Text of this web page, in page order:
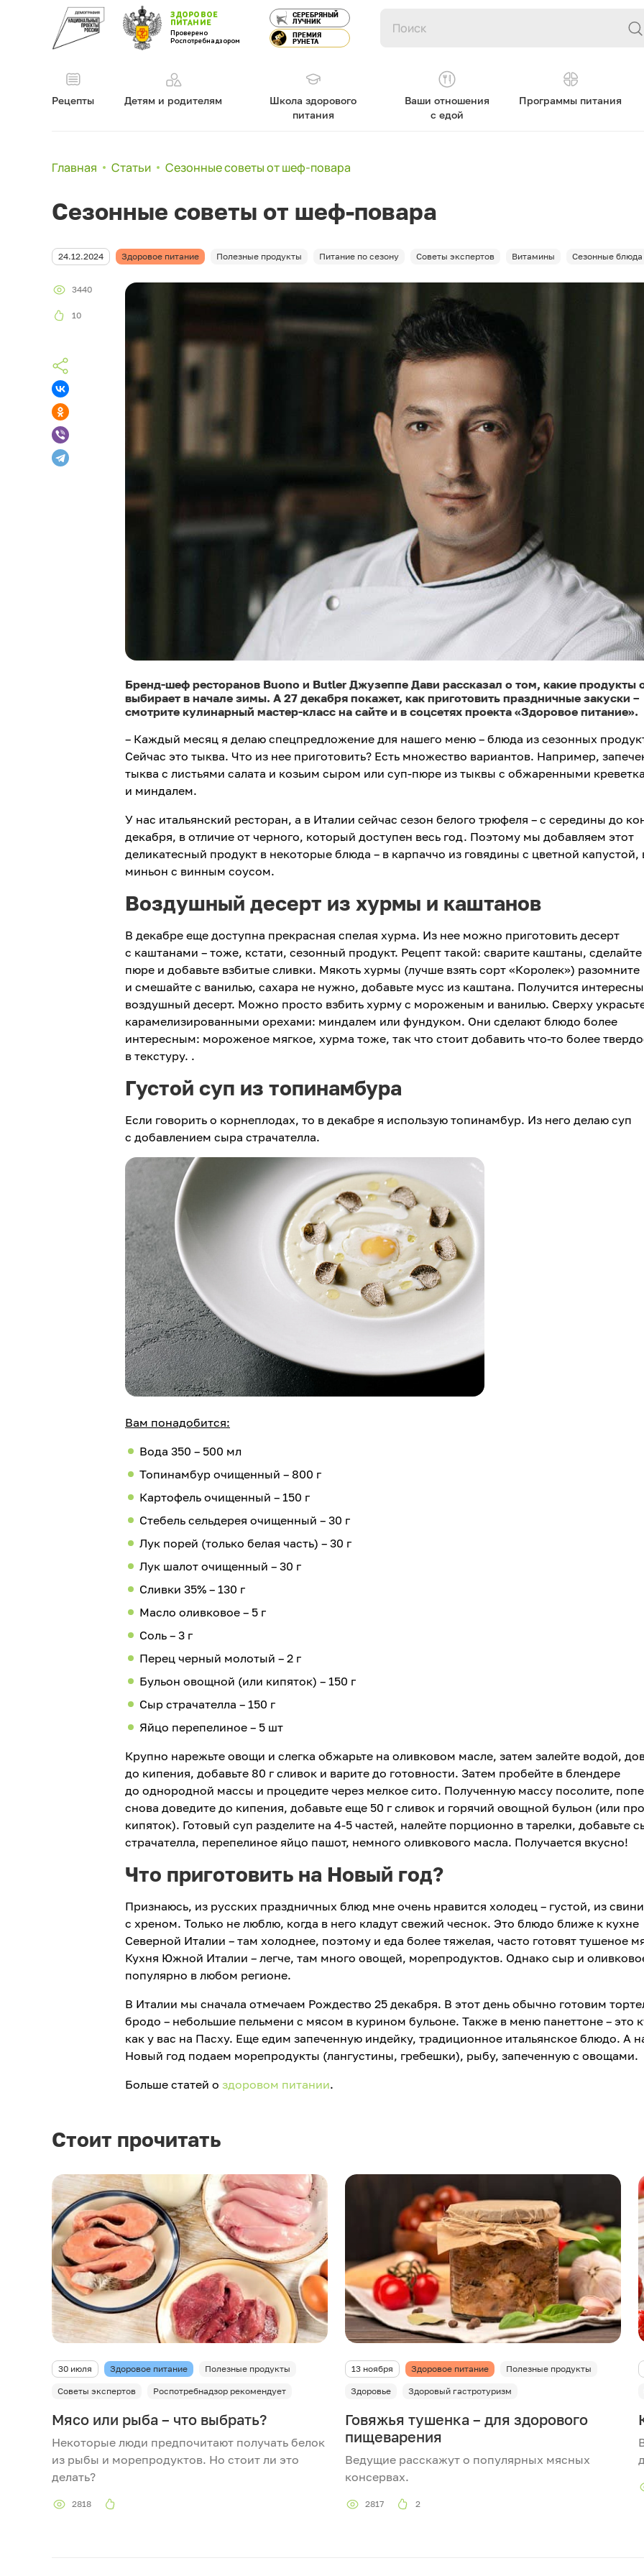
ЗДОРОВОЕ
ПИТАНИЕ
Проверено
Роспотребнадзором
СЕРЕБРЯНЫЙ
ЛУЧНИК
ПРЕМИЯ
РУНЕТА
Рецепты Детям и родителям
Школа здорового
питания
Ваши отношения
с едой
Программы питания
Главная Статьи Сезонные советы от шеф-повара
Сезонные советы от шеф-повара
24.12.2024 Здоровое питание Полезные продукты Питание по сезону Советы экспертов Витамины Сезонные блюда
3440
10
Бренд-шеф ресторанов Buono и Butler Джузеппе Дави рассказал о том, какие продукты
выбирает в начале зимы. А 27 декабря покажет, как приготовить праздничные закуски –
смотрите кулинарный мастер-класс на сайте и в соцсетях проекта «Здоровое питание».
– Каждый месяц я делаю спецпредложение для нашего меню – блюда из сезонных
Сейчас это тыква. Что из нее приготовить? Есть множество вариантов. Например,
тыква с листьями салата и козьим сыром или суп-пюре из тыквы с обжаренными
и миндалем.
У нас итальянский ресторан, а в Италии сейчас сезон белого трюфеля – с середины до
декабря, в отличие от черного, который доступен весь год. Поэтому мы добавляем этот
деликатесный продукт в некоторые блюда – в карпаччо из говядины с цветной капустой,
миньон с винным соусом.
Воздушный десерт из хурмы и каштанов
В декабре еще доступна прекрасная спелая хурма. Из нее можно приготовить десерт
с каштанами – тоже, кстати, сезонный продукт. Рецепт такой: сварите каштаны,
пюре и добавьте взбитые сливки. Мякоть хурмы (лучше взять сорт «Королек») разомните
и смешайте с ванилью, сахара не нужно, добавьте мусс из каштана. Получится
воздушный десерт. Можно просто взбить хурму с мороженым и ванилью. Сверху
карамелизированными орехами: миндалем или фундуком. Они сделают блюдо более
интересным: мороженое мягкое, хурма тоже, так что стоит добавить что-то более
в текстуру. .
Густой суп из топинамбура
Если говорить о корнеплодах, то в декабре я использую топинамбур. Из него делаю суп
с добавлением сыра страчателла.
Вам понадобится:
Вода 350 – 500 мл
Топинамбур очищенный – 800 г
Картофель очищенный – 150 г
Стебель сельдерея очищенный – 30 г
Лук порей (только белая часть) – 30 г
Лук шалот очищенный – 30 г
Сливки 35% – 130 г
Масло оливковое – 5 г
Соль – 3 г
Перец черный молотый – 2 г
Бульон овощной (или кипяток) – 150 г
Сыр страчателла – 150 г
Яйцо перепелиное – 5 шт
Крупно нарежьте овощи и слегка обжарьте на оливковом масле, затем залейте водой,
до кипения, добавьте 80 г сливок и варите до готовности. Затем пробейте в блендере
до однородной массы и процедите через мелкое сито. Полученную массу посолите,
снова доведите до кипения, добавьте еще 50 г сливок и горячий овощной бульон (или
кипяток). Готовый суп разделите на 4-5 частей, налейте порционно в тарелки, добавьте
страчателла, перепелиное яйцо пашот, немного оливкового масла. Получается вкусно!
Что приготовить на Новый год?
Признаюсь, из русских праздничных блюд мне очень нравится холодец – густой, из
с хреном. Только не люблю, когда в него кладут свежий чеснок. Это блюдо ближе к кухне
Северной Италии – там холоднее, поэтому и еда более тяжелая, часто готовят тушеное
Кухня Южной Италии – легче, там много овощей, морепродуктов. Однако сыр и
популярно в любом регионе.
В Италии мы сначала отмечаем Рождество 25 декабря. В этот день обычно готовим
бродо – небольшие пельмени с мясом в курином бульоне. Также в меню панеттоне – это
как у вас на Пасху. Еще едим запеченную индейку, традиционное итальянское блюдо. А
Новый год подаем морепродукты (лангустины, гребешки), рыбу, запеченную с овощами.
Больше статей о здоровом питании.
Стоит прочитать
30 июля Здоровое питание Полезные продукты
Советы экспертов Роспотребнадзор рекомендует
Мясо или рыба – что выбрать?
Некоторые люди предпочитают получать белок
из рыбы и морепродуктов. Но стоит ли это
делать?
2818
13 ноября Здоровое питание Полезные продукты
Здоровье Здоровый гастротуризм
Говяжья тушенка – для здорового
пищеварения
Ведущие расскажут о популярных мясных
консервах.
2817 2